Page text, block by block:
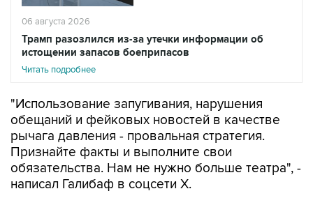
06 августа 2026
Трамп разозлился из-за утечки информации об
истощении запасов боеприпасов
Читать подробнее
"Использование запугивания, нарушения
обещаний и фейковых новостей в качестве
рычага давления - провальная стратегия.
Признайте факты и выполните свои
обязательства. Нам не нужно больше театра", -
написал Галибаф в соцсети X.